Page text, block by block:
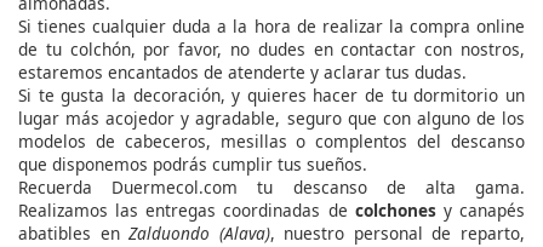
Si tienes cualquier duda a la hora de realizar la compra online
de tu colchón, por favor, no dudes en contactar con nostros,
estaremos encantados de atenderte y aclarar tus dudas.
Si te gusta la decoración, y quieres hacer de tu dormitorio un
lugar más acojedor y agradable, seguro que con alguno de los
modelos de cabeceros, mesillas o complentos del descanso
que disponemos podrás cumplir tus sueños.
Recuerda Duermecol.com tu descanso de alta gama.
Realizamos las entregas coordinadas de colchonesy canapés
abatibles enZalduondo (Alava), nuestro personal de reparto,